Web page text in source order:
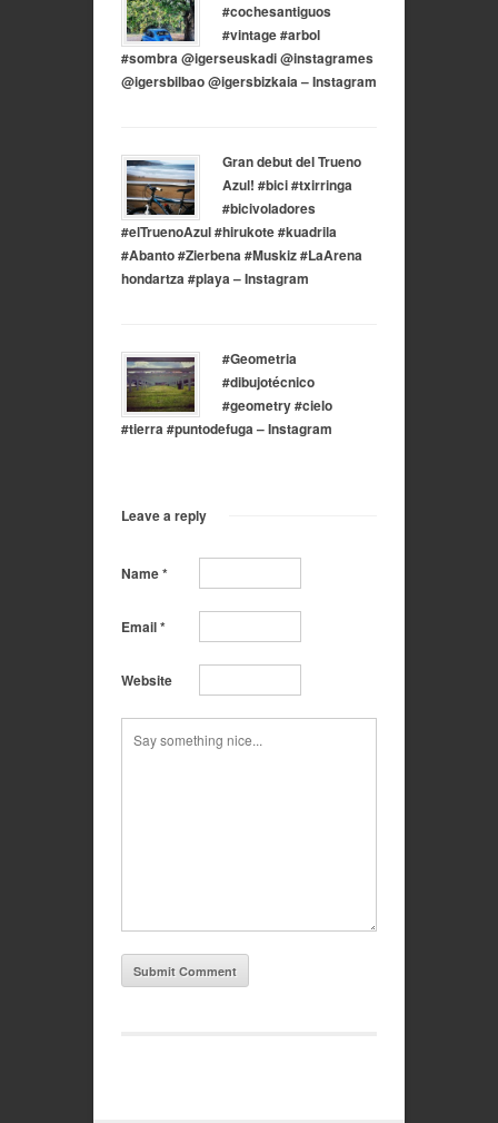
#cochesantiguos
#vintage #arbol
#sombra @igerseuskadi @instagrames
@igersbilbao @igersbizkaia – Instagram
Gran debut del Trueno
Azul! #bici #txirringa
#bicivoladores
#elTruenoAzul #hirukote #kuadrila
#Abanto #Zierbena #Muskiz #LaArena
hondartza #playa – Instagram
#Geometria
#dibujotécnico
#geometry #cielo
#tierra #puntodefuga – Instagram
Leave a reply
Name*
Email*
Website